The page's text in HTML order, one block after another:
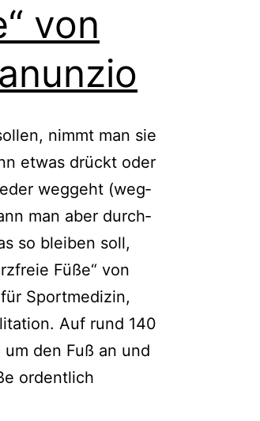
von
nimmt man sie
etwas drückt oder
weg­geht (weg­
man aber durch­
so blei­ben soll,
Füße“ von
Sportmedizin,
Auf rund 140
den Fuß an und
ordent­lich